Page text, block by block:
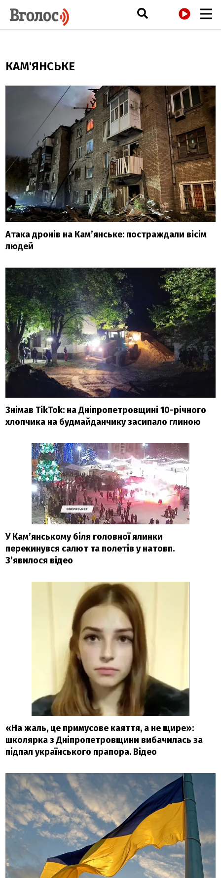
КАМ'ЯНСЬКЕ
Атака дронів на Кам’янське: постраждали вісім
людей
Знімав TikTok: на Дніпропетровщині 10-річного
хлопчика на будмайданчику засипало глиною
У Кам’янському біля головної ялинки
перекинувся салют та полетів у натовп.
З’явилося відео
«На жаль, це примусове каяття, а не щире»:
школярка з Дніпропетровщини вибачилась за
підпал українського прапора. Відео